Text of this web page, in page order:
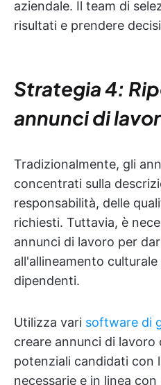
aziendale. Il team di
risultati e prendere
Strategia 4:
annunci di
Tradizionalmente, gli
concentrati sulla
responsabilità, delle
richiesti. Tuttavia, è
annunci di lavoro per
all'allineamento
dipendenti.
Utilizza vari software di
creare annunci di
potenziali candidati con
necessarie e in linea